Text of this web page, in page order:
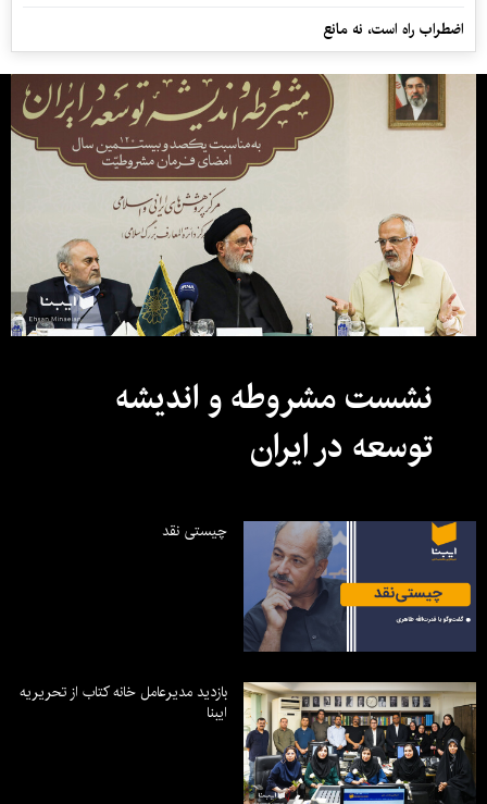
اضطراب راه است، نه مانع
نشست مشروطه و اندیشه
توسعه در ایران
چیستی نقد
بازدید مدیرعامل خانه کتاب از تحریریه
ایبنا